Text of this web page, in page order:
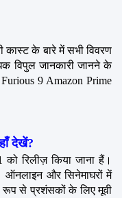
कास्ट के बारे में सभी विवरण
विपुल जानकारी जानने के
9 Amazon Prime
देखें?
रिलीज़ किया जाना हैं।
ऑनलाइन और सिनेमाघरों में
रूप से प्रशंसकों के लिए मूवी